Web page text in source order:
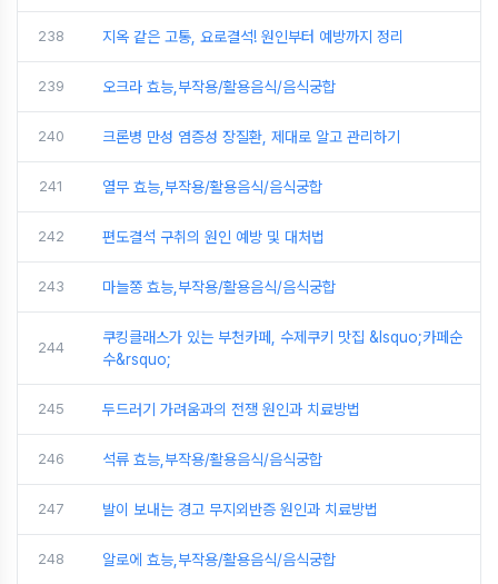
238 지옥 같은 고통, 요로결석! 원인부터 예방까지 정리
239 오크라 효능,부작용/활용음식/음식궁합
240 크론병 만성 염증성 장질환, 제대로 알고 관리하기
241 열무 효능,부작용/활용음식/음식궁합
242 편도결석 구취의 원인 예방 및 대처법
243 마늘쫑 효능,부작용/활용음식/음식궁합
244
쿠킹클래스가 있는 부천카페, 수제쿠키 맛집 &lsquo;카페순
수&rsquo;
245 두드러기 가려움과의 전쟁 원인과 치료방법
246 석류 효능,부작용/활용음식/음식궁합
247 발이 보내는 경고 무지외반증 원인과 치료방법
248 알로에 효능,부작용/활용음식/음식궁합